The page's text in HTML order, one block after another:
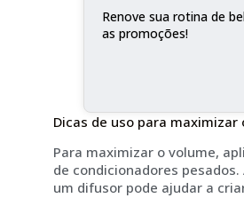
Renove sua rotina de
as promoções!
Dicas de uso para maximizar
Para maximizar o volume,
de condicionadores
um difusor pode ajudar a